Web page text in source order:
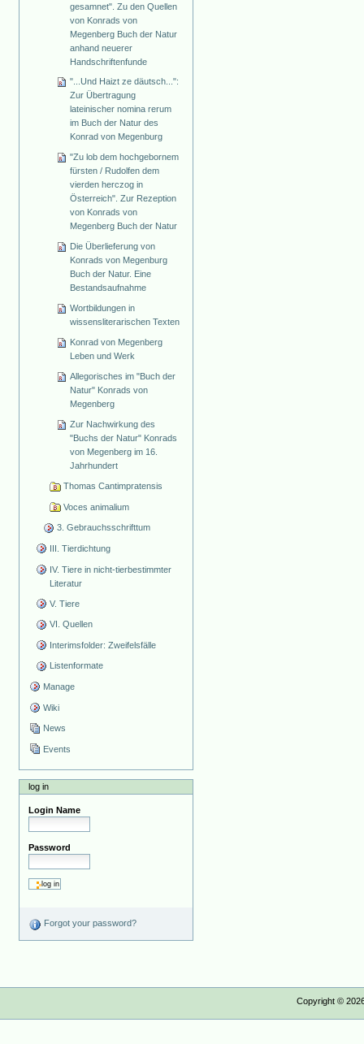
gesamnet". Zu den Quellen
von Konrads von
Megenberg Buch der Natur
anhand neuerer
Handschriftenfunde
"...Und Haizt ze däutsch...":
Zur Übertragung
lateinischer nomina rerum
im Buch der Natur des
Konrad von Megenburg
"Zu lob dem hochgebornem
fürsten / Rudolfen dem
vierden herczog in
Österreich". Zur Rezeption
von Konrads von
Megenberg Buch der Natur
Die Überlieferung von
Konrads von Megenburg
Buch der Natur. Eine
Bestandsaufnahme
Wortbildungen in
wissensliterarischen Texten
Konrad von Megenberg
Leben und Werk
Allegorisches im "Buch der
Natur" Konrads von
Megenberg
Zur Nachwirkung des
"Buchs der Natur" Konrads
von Megenberg im 16.
Jahrhundert
Thomas Cantimpratensis
Voces animalium
3. Gebrauchsschrifttum
III. Tierdichtung
IV. Tiere in nicht-tierbestimmter
Literatur
V. Tiere
VI. Quellen
Interimsfolder: Zweifelsfälle
Listenformate
Manage
Wiki
News
Events
log in
Login Name
Password
Forgot your password?
Copyright ©